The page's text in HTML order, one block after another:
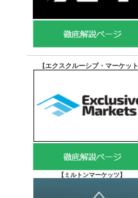
【エクスクルーシブ・マーケット
【 ミルトンマーケッツ】